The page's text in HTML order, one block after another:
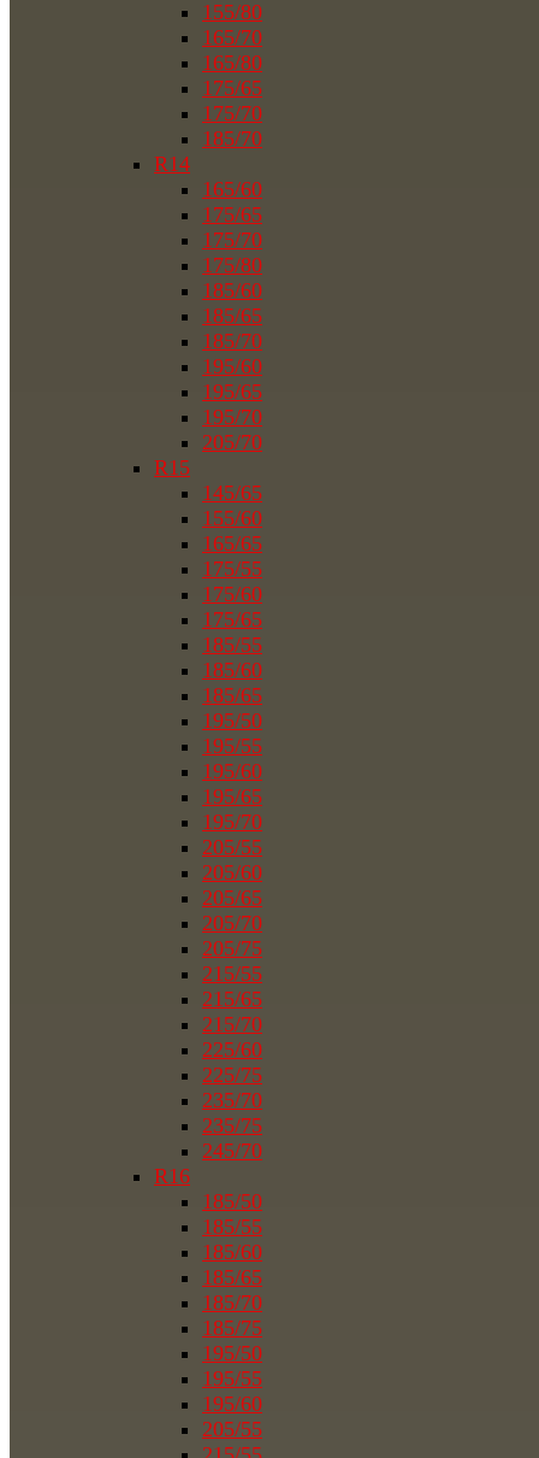
155/80
165/70
165/80
175/65
175/70
185/70
R14
165/60
175/65
175/70
175/80
185/60
185/65
185/70
195/60
195/65
195/70
205/70
R15
145/65
155/60
165/65
175/55
175/60
175/65
185/55
185/60
185/65
195/50
195/55
195/60
195/65
195/70
205/55
205/60
205/65
205/70
205/75
215/55
215/65
215/70
225/60
225/75
235/70
235/75
245/70
R16
185/50
185/55
185/60
185/65
185/70
185/75
195/50
195/55
195/60
205/55